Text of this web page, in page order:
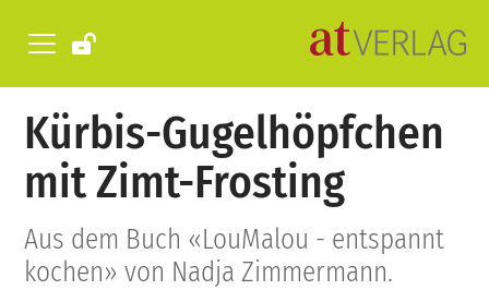
Kürbis-Gugelhöpfchen
mit Zimt-Frosting
Aus dem Buch «LouMalou - entspannt
kochen» von Nadja Zimmermann.